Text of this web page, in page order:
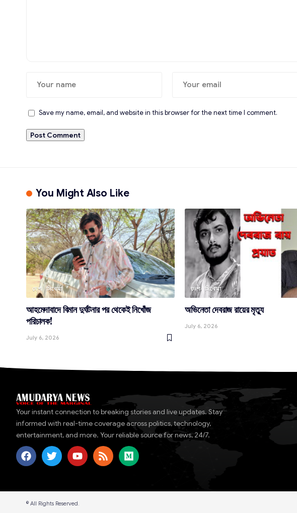
Save my name, email, and website in this browser for the next time I comment.
You Might Also Like
দেশ সিনেমা
আহমেদাবাদে বিমান দুর্ঘটনার পর থেকেই নিখোঁজ
পরিচালক!
July 6, 2026
দেশ সিনেমা
অভিনেতা দেবরাজ রায়ের মৃত্যু
July 6, 2026
Your instant connection to breaking stories and live updates. Stay
informed with real-time coverage across politics, technology,
entertainment, and more. Your reliable source for news, 24/7.
© All Rights Reserved.